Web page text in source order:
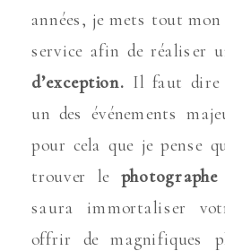
années, je mets tout
service afin de réaliser
d’exception. Il faut dire
un des événements
pour cela que je pense
trouver le
saura immortaliser
offrir de magnifiques